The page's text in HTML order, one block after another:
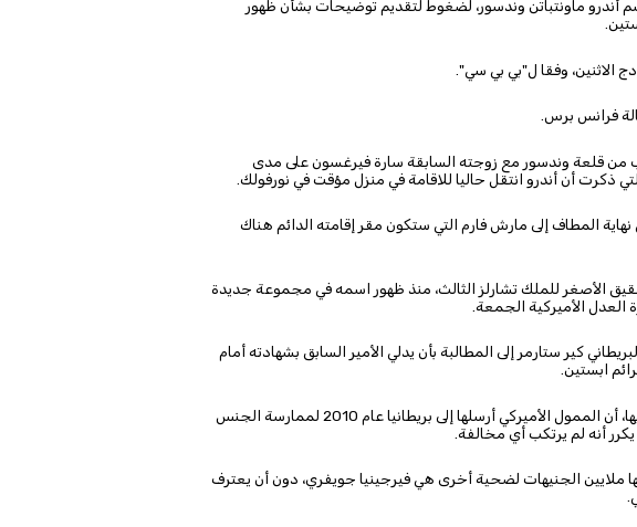
أندرو ماونتباتن وندسور، لضغوط لتقديم توضيحات بشأن ظهور
فرانس برس.
من قلعة وندسور مع زوجته السابقة سارة فيرغسون على مدى
ذكرت أن أندرو انتقل حاليا للاقامة في منزل مؤقت في نورفولك.
المطاف إلى مارش فارم التي ستكون مقر إقامته الدائم هناك
الأصغر للملك تشارلز الثالث، منذ ظهور اسمه في مجموعة جديدة
العدل الأميركية الجمعة.
كير ستارمر إلى المطالبة بأن يدلي الأمير السابق بشهادته أمام
ابستين.
وادعت ضحية أخرى لابستين، عبر محاميها، أن الممول الأميركي أرسلها إلى بريطانيا عام 2010 لممارسة الجنس
أنه لم يرتكب أي مخالفة.
بموجيها ملايين الجنيهات لضحية أخرى هي فيرجينيا جويفري، دون أن يعترف